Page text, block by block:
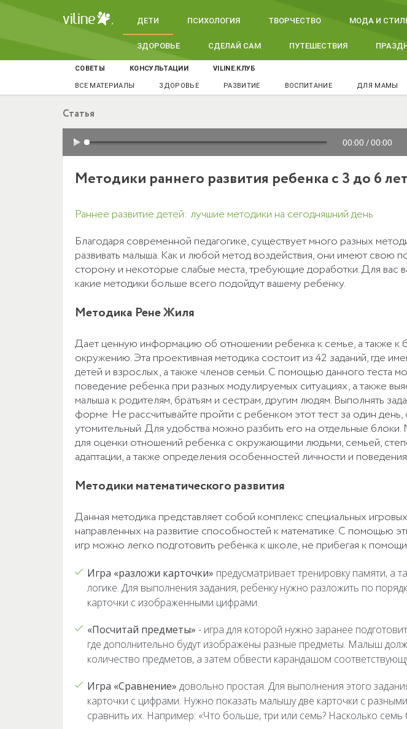
ДЕТИ ПСИХОЛОГИЯ ТВОРЧЕСТВО МОДА И
ЗДОРОВЬЕ СДЕЛАЙ САМ ПУТЕШЕСТВИЯ
СОВЕТЫ КОНСУЛЬТАЦИИ VILINE.КЛУБ
ВСЕ МАТЕРИАЛЫ ЗДОРОВЬЕ РАЗВИТИЕ ВОСПИТАНИЕ ДЛЯ МАМЫ
Статья
00:00 /00:00
Методики раннего развития ребенка с 3 до 6 лет
Раннее развитие детей: лучшие методики на сегодняшний день
Благодаря современной педагогике, существует много разных
развивать малыша. Как и любой метод воздействия, они имеют свою
сторону и некоторые слабые места, требующие доработки. Для вас
какие методики больше всего подойдут вашему ребенку.
Методика Рене Жиля
Дает ценную информацию об отношении ребенка к семье, а также к
окружению. Эта проективная методика состоит из 42 заданий, где
детей и взрослых, а также членов семьи. С помощью данного теста
поведение ребенка при разных модулируемых ситуациях, а также
малыша к родителям, братьям и сестрам, другим людям. Выполнять
форме. Не рассчитывайте пройти с ребенком этот тест за один день,
утомительный. Для удобства можно разбить его на отдельные
для оценки отношений ребенка с окружающими людьми, семьей,
адаптации, а также определения особенностей личности и
Методики математического развития
Данная методика представляет собой комплекс специальных
направленных на развитие способностей к математике. С помощью
игр можно легко подготовить ребенка к школе, не прибегая к
Игра «разложи карточки» предусматривает тренировку памяти, а
логике. Для выполнения задания, ребенку нужно разложить по
карточки с изображенными цифрами.
«Посчитай предметы» - игра для которой нужно заранее
где дополнительно будут изображены разные предметы. Малыш
количество предметов, а затем обвести карандашом
Игра «Сравнение» довольно простая. Для выполнения этого
карточки с цифрами. Нужно показать малышу две карточки с
сравнить их. Например: «Что больше, три или семь? Насколько семь